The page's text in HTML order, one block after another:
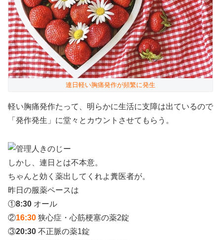
連日軽い胸痛発作が頻繁に発生
軽い胸痛発作たって、明らかに生活に支障は出ているので
「発作発生」に堂々とカウントさせてもらう。
しかし、連日とは不本意。
ちゃんと効く薬出してくれよ糞医者が。
昨日の服薬ペースは
①8:30 オール
②16:30 狭心症・心筋梗塞の薬2錠
③20:30 不正脈の薬1錠